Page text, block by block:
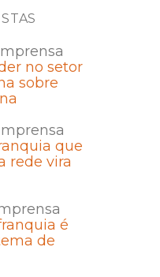
no setor
sobre
que
rede vira
é
de